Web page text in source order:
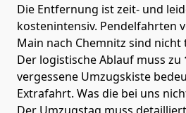
Die Entfernung ist zeit- und
kostenintensiv. Pendelfahrten
Main nach Chemnitz sind
Der logistische Ablauf muss zu
vergessene Umzugskiste
Extrafahrt. Was die bei uns